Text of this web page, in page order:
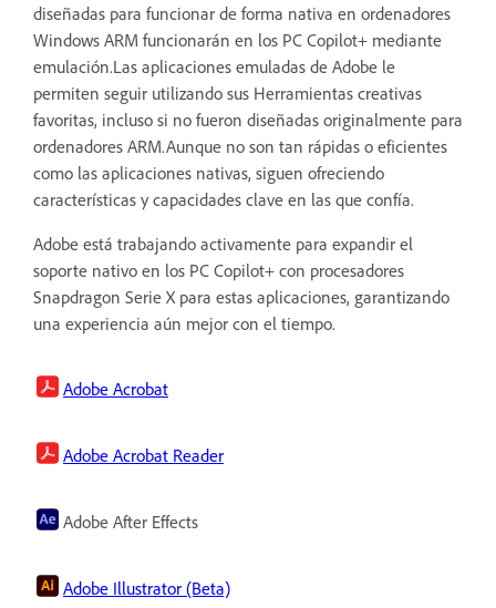
diseñadas para funcionar de forma nativa en ordenadores
Windows ARM funcionarán en los PC Copilot+ mediante
emulación.Las aplicaciones emuladas de Adobe le
permiten seguir utilizando sus Herramientas creativas
favoritas, incluso si no fueron diseñadas originalmente para
ordenadores ARM.Aunque no son tan rápidas o eficientes
como las aplicaciones nativas, siguen ofreciendo
características y capacidades clave en las que confía.
Adobe está trabajando activamente para expandir el
soporte nativo en los PC Copilot+ con procesadores
Snapdragon Serie X para estas aplicaciones, garantizando
una experiencia aún mejor con el tiempo.
Adobe Acrobat
Adobe Acrobat Reader
Adobe After Effects
Adobe Illustrator (Beta)